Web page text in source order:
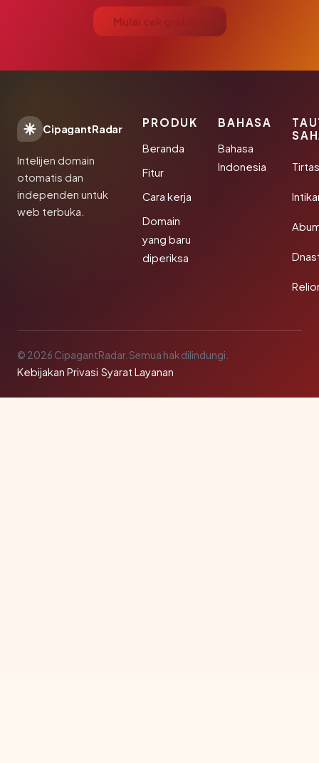
Mulai cek gratis →
CipagantRadar
Intelijen domain
otomatis dan
independen untuk
web terbuka.
PRODUK
Beranda
Fitur
Cara kerja
Domain
yang baru
diperiksa
BAHASA
Bahasa
Indonesia
© 2026 CipagantRadar. Semua hak dilindungi.
Kebijakan Privasi·Syarat Layanan